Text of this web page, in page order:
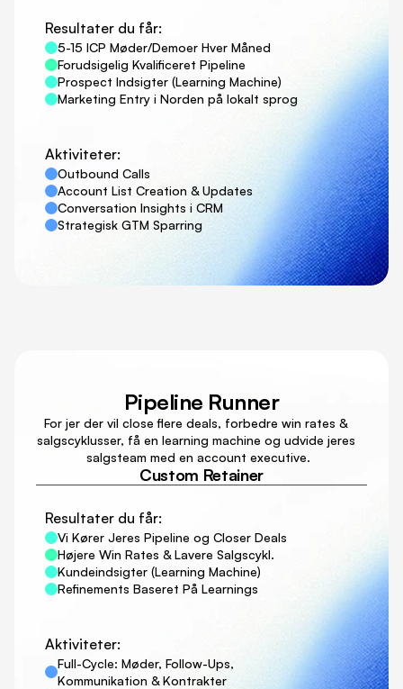
Resultater du får:
5-15 ICP Møder/Demoer Hver Måned
Forudsigelig Kvalificeret Pipeline
Prospect Indsigter (Learning Machine)
Marketing Entry i Norden på lokalt sprog
Aktiviteter:
Outbound Calls
Account List Creation & Updates
Conversation Insights i CRM
Strategisk GTM Sparring
Pipeline Runner
For jer der vil close flere deals, forbedre win rates &
salgscyklusser, få en learning machine og udvide jeres
salgsteam med en account executive.
Custom Retainer
Resultater du får:
Vi Kører Jeres Pipeline og Closer Deals
Højere Win Rates & Lavere Salgscykl.
Kundeindsigter (Learning Machine)
Refinements Baseret På Learnings
Aktiviteter:
Full-Cycle: Møder, Follow-Ups,
Kommunikation & Kontrakter